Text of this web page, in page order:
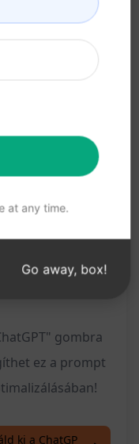
növelni a
láthatóságát
a
gombra
ez a prompt
ki a ChatGP
at any time.
Go away, box!